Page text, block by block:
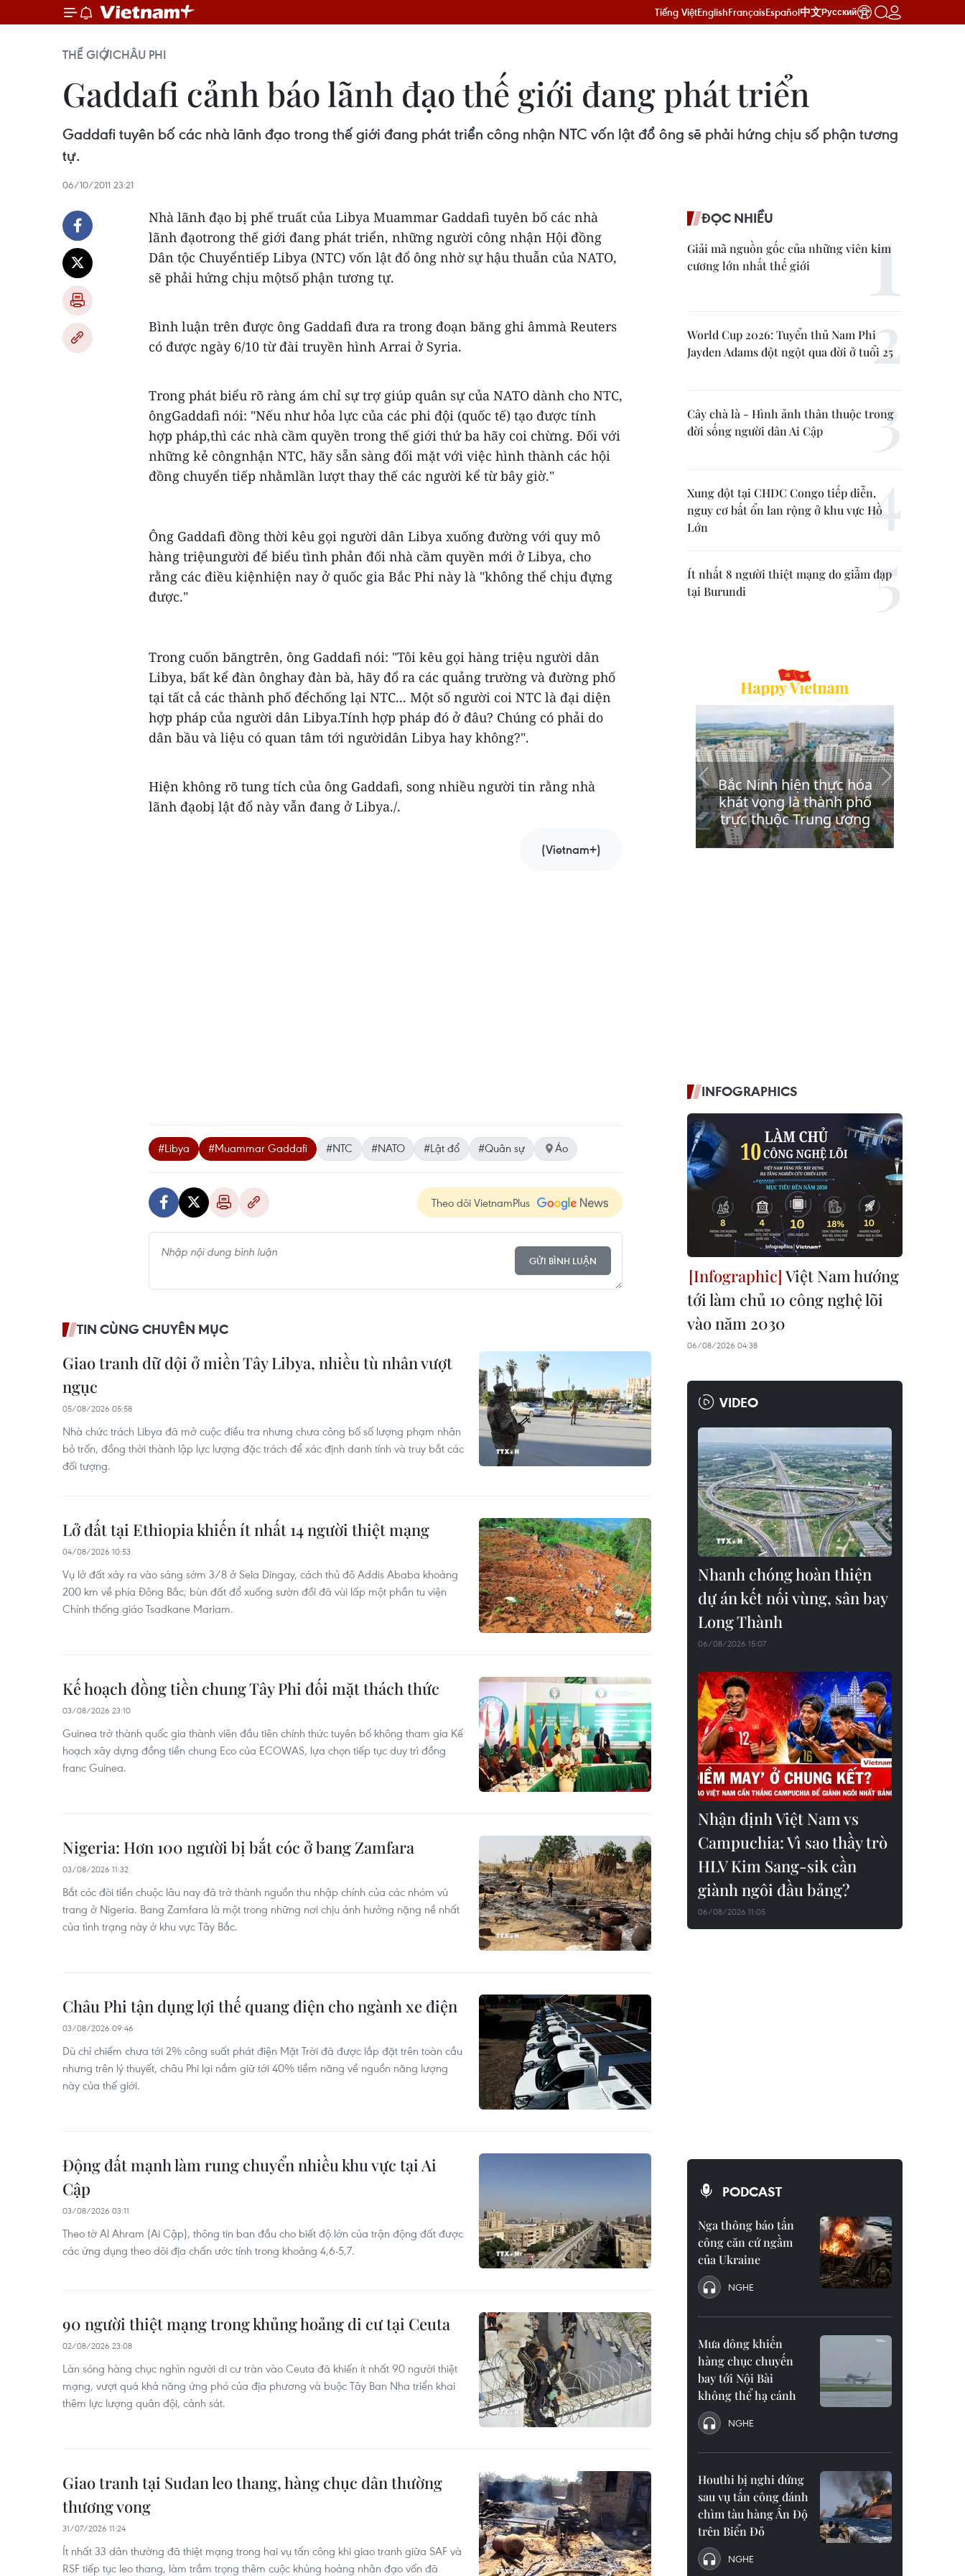
Tiếng ViệtEnglishFrançaisEspañol中文Русский
THẾ GIỚICHÂU PHI
Gaddafi cảnh báo lãnh đạo thế giới đang phát triển
Gaddafi tuyên bố các nhà lãnh đạo trong thế giới đang phát triển công nhận NTC vốn lật đổ ông sẽ phải hứng chịu số phận tương
tự.
06/10/2011 23:21
Nhà lãnh đạo bị phế truất của Libya Muammar Gaddafi tuyên bố các nhà
lãnh đạotrong thế giới đang phát triển, những người công nhận Hội đồng
Dân tộc Chuyểntiếp Libya (NTC) vốn lật đổ ông nhờ sự hậu thuẫn của NATO,
sẽ phải hứng chịu mộtsố phận tương tự.
Bình luận trên được ông Gaddafi đưa ra trong đoạn băng ghi âmmà Reuters
có được ngày 6/10 từ đài truyền hình Arrai ở Syria.
Trong phát biểu rõ ràng ám chỉ sự trợ giúp quân sự của NATO dành cho NTC,
ôngGaddafi nói: "Nếu như hỏa lực của các phi đội (quốc tế) tạo được tính
hợp pháp,thì các nhà cầm quyền trong thế giới thứ ba hãy coi chừng. Đối với
những kẻ côngnhận NTC, hãy sẵn sàng đối mặt với việc hình thành các hội
đồng chuyển tiếp nhằmlần lượt thay thế các người kể từ bây giờ."
Ông Gaddafi đồng thời kêu gọi người dân Libya xuống đường với quy mô
hàng triệungười để biểu tình phản đối nhà cầm quyền mới ở Libya, cho
rằng các điều kiệnhiện nay ở quốc gia Bắc Phi này là "không thể chịu đựng
được."
Trong cuốn băngtrên, ông Gaddafi nói: "Tôi kêu gọi hàng triệu người dân
Libya, bất kể đàn ônghay đàn bà, hãy đổ ra các quảng trường và đường phố
tại tất cả các thành phố đểchống lại NTC... Một số người coi NTC là đại diện
hợp pháp của người dân Libya.Tính hợp pháp đó ở đâu? Chúng có phải do
dân bầu và liệu có quan tâm tới ngườidân Libya hay không?".
Hiện không rõ tung tích của ông Gaddafi, song nhiều người tin rằng nhà
lãnh đạobị lật đổ này vẫn đang ở Libya./.
(Vietnam+)
#Libya #Muammar Gaddafi #NTC #NATO #Lật đổ #Quân sự Áo
Theo dõi VietnamPlus
GỬI BÌNH LUẬN
TIN CÙNG CHUYÊN MỤC
Giao tranh dữ dội ở miền Tây Libya, nhiều tù nhân vượt
ngục
05/08/2026 05:58
Nhà chức trách Libya đã mở cuộc điều tra nhưng chưa công bố số lượng phạm nhân
bỏ trốn, đồng thời thành lập lực lượng đặc trách để xác định danh tính và truy bắt các
đối tượng.
Lở đất tại Ethiopia khiến ít nhất 14 người thiệt mạng
04/08/2026 10:53
Vụ lở đất xảy ra vào sáng sớm 3/8 ở Sela Dingay, cách thủ đô Addis Ababa khoảng
200 km về phía Đông Bắc; bùn đất đổ xuống sườn đồi đã vùi lấp một phần tu viện
Chính thống giáo Tsadkane Mariam.
Kế hoạch đồng tiền chung Tây Phi đối mặt thách thức
03/08/2026 23:10
Guinea trở thành quốc gia thành viên đầu tiên chính thức tuyên bố không tham gia Kế
hoạch xây dựng đồng tiền chung Eco của ECOWAS, lựa chọn tiếp tục duy trì đồng
franc Guinea.
Nigeria: Hơn 100 người bị bắt cóc ở bang Zamfara
03/08/2026 11:32
Bắt cóc đòi tiền chuộc lâu nay đã trở thành nguồn thu nhập chính của các nhóm vũ
trang ở Nigeria. Bang Zamfara là một trong những nơi chịu ảnh hưởng nặng nề nhất
của tình trạng này ở khu vực Tây Bắc.
Châu Phi tận dụng lợi thế quang điện cho ngành xe điện
03/08/2026 09:46
Dù chỉ chiếm chưa tới 2% công suất phát điện Mặt Trời đã được lắp đặt trên toàn cầu
nhưng trên lý thuyết, châu Phi lại nắm giữ tới 40% tiềm năng về nguồn năng lượng
này của thế giới.
Động đất mạnh làm rung chuyển nhiều khu vực tại Ai
Cập
03/08/2026 03:11
Theo tờ Al Ahram (Ai Cập), thông tin ban đầu cho biết độ lớn của trận động đất được
các ứng dụng theo dõi địa chấn ước tính trong khoảng 4,6-5,7.
90 người thiệt mạng trong khủng hoảng di cư tại Ceuta
02/08/2026 23:08
Làn sóng hàng chục nghìn người di cư tràn vào Ceuta đã khiến ít nhất 90 người thiệt
mạng, vượt quá khả năng ứng phó của địa phương và buộc Tây Ban Nha triển khai
thêm lực lượng quân đội, cảnh sát.
Giao tranh tại Sudan leo thang, hàng chục dân thường
thương vong
31/07/2026 11:24
Ít nhất 33 dân thường đã thiệt mạng trong hai vụ tấn công khi giao tranh giữa SAF và
RSF tiếp tục leo thang, làm trầm trọng thêm cuộc khủng hoảng nhân đạo vốn đã
ĐỌC NHIỀU
Giải mã nguồn gốc của những viên kim
cương lớn nhất thế giới
World Cup 2026: Tuyển thủ Nam Phi
Jayden Adams đột ngột qua đời ở tuổi 25
Cây chà là - Hình ảnh thân thuộc trong
đời sống người dân Ai Cập
Xung đột tại CHDC Congo tiếp diễn,
nguy cơ bất ổn lan rộng ở khu vực Hồ
Lớn
Ít nhất 8 người thiệt mạng do giẫm đạp
tại Burundi
INFOGRAPHICS
Việt Nam hướng
tới làm chủ 10 công nghệ lõi
vào năm 2030
06/08/2026 04:38
VIDEO
Nhanh chóng hoàn thiện
dự án kết nối vùng, sân bay
Long Thành
06/08/2026 15:07
Nhận định Việt Nam vs
Campuchia: Vì sao thầy trò
HLV Kim Sang-sik cần
giành ngôi đầu bảng?
06/08/2026 11:05
PODCAST
Nga thông báo tấn
công căn cứ ngầm
của Ukraine
NGHE
Mưa dông khiến
hàng chục chuyến
bay tới Nội Bài
không thể hạ cánh
NGHE
Houthi bị nghi đứng
sau vụ tấn công đánh
chìm tàu hàng Ấn Độ
trên Biển Đỏ
NGHE